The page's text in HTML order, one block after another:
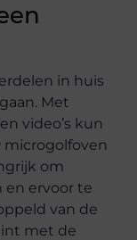
in huis
Met
video’s kun
microgolfoven
om
ervoor te
van de
met de